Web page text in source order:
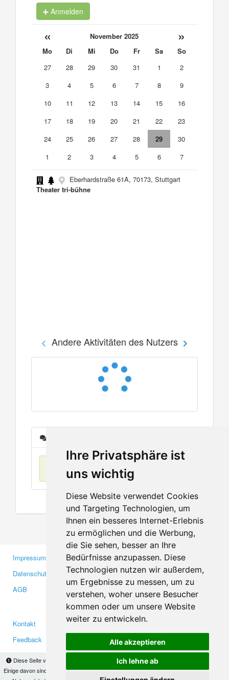
Ihre Privatsphäre ist
uns wichtig
Diese Website verwendet Cookies
und Targeting Technologien, um
Ihnen ein besseres Internet-Erlebnis
zu ermöglichen und die Werbung,
die Sie sehen, besser an Ihre
Bedürfnisse anzupassen. Diese
Technologien nutzen wir außerdem,
um Ergebnisse zu messen, um zu
verstehen, woher unsere Besucher
kommen oder um unsere Website
weiter zu entwickeln.
Alle akzeptieren
Ich lehne ab
Diese Seite verwendet Cookies, um Informationen auf Ihrem Computer zu speichern.
Einige davon sind notwendig, damit unsere Seite funktioniert, andere helfen uns dabei, das
Anmelden
« November 2025 »
Mo Di Mi Do Fr Sa
So
27
28 29 30 31 1
2
3
4 5 6 7 8
9
10
11 12 13 14 15
16
17
18 19 20 21 22
23
24
25 26 27 28 29
30
1
2 3 4 5 6 7
Eberhardstraße 61A, 70173, Stuttgart
Theater tri-bühne
Andere Aktivitäten des Nutzers
Keine Einträge
Impressum
Datenschutzerklärung
AGB
Gewerbetreibende
Investoren
Medien
Kontakt
Feedback
Facebook
Twitter
YouTube
Google+